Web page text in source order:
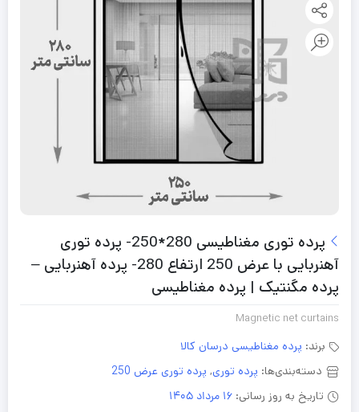
پرده توری مغناطیسی 280*250- پرده توری
آهنربایی با عرض 250 ارتفاع 280- پرده آهنربایی –
پرده مگنتیک | پرده مغناطیسی
Magnetic net curtains
برند: پرده مغناطیسی درسان کالا
دسته‌بندی‌ها: پرده توری, پرده توری عرض 250
تاریخ به روز رسانی: 16 مرداد 1405